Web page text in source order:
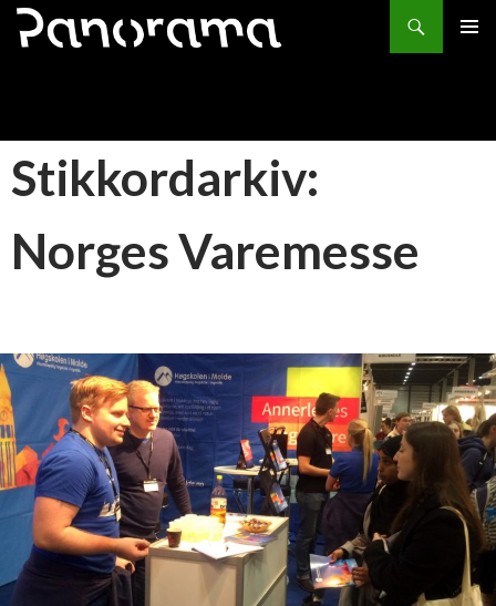
Søk
HOPP
Stikkordarkiv:
Norges Varemesse